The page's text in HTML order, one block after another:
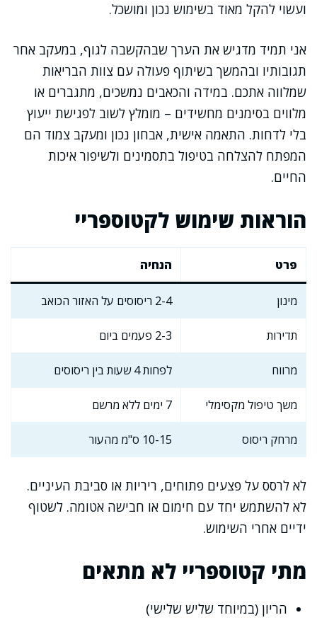
ועשוי להקל מאוד בשימוש נכון ומושכל.
אני תמיד מדגיש את הערך שבהקשבה לגוף, במעקב אחר
תגובותיו ובהמשך בשיתוף פעולה עם צוות הבריאות
שמלווה אתכם. במידה והכאבים נמשכים, מתגברים או
מלווים בסימנים מחשידים – מומלץ לשוב לפגישת ייעוץ
בלי לדחות. התאמה אישית, אבחון נכון ומעקב צמוד הם
המפתח להצלחה בטיפול בתסמינים ולשיפור איכות
החיים.
הוראות שימוש לקטוספריי
פרט הנחיה
מינון 2-4 ריסוסים על האזור הכואב
תדירות 2-3 פעמים ביום
מרווח לפחות 4 שעות בין ריסוסים
משך טיפול מקסימלי 7 ימים ללא מרשם
מרחק ריסוס 10-15 ס"מ מהעור
לא לרסס על פצעים פתוחים, ריריות או סביבת העיניים.
לא להשתמש יחד עם חימום או חבישה אטומה. לשטוף
ידיים אחרי השימוש.
מתי קטוספריי לא מתאים
הריון (במיוחד שליש שלישי)